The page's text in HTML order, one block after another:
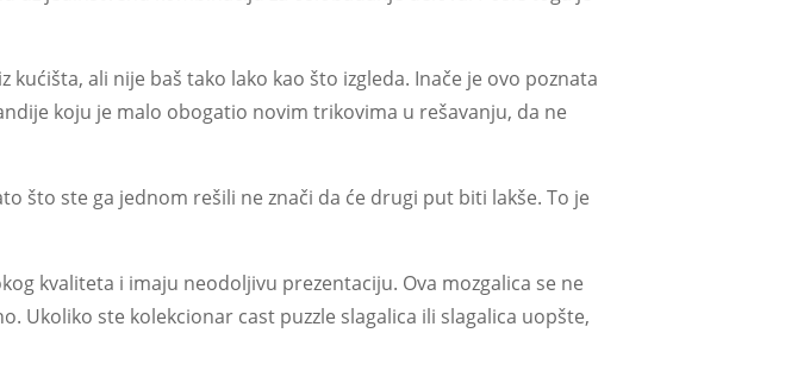
ali nije baš tako lako kao što izgleda. Inače je ovo poznata
koju je malo obogatio novim trikovima u rešavanju, da ne
što ste ga jednom rešili ne znači da će drugi put biti lakše. To je
kvaliteta i imaju neodoljivu prezentaciju. Ova mozgalica se ne
Ukoliko ste kolekcionar cast puzzle slagalica ili slagalica uopšte,